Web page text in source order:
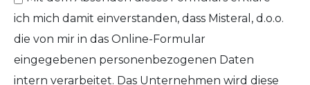
ich mich damit einverstanden, dass Misteral, d.o.o.
die von mir in das Online-Formular
eingegebenen personenbezogenen Daten
intern verarbeitet. Das Unternehmen wird diese